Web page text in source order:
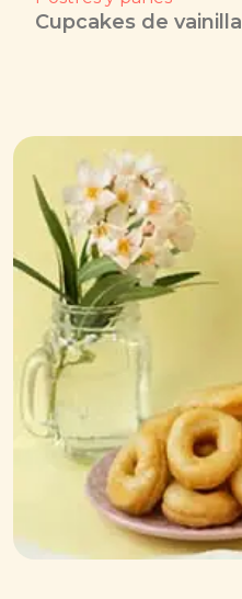
Cupcakes de vainilla